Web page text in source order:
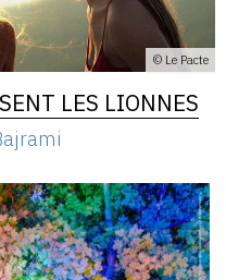
© Le Pacte
LES LIONNES